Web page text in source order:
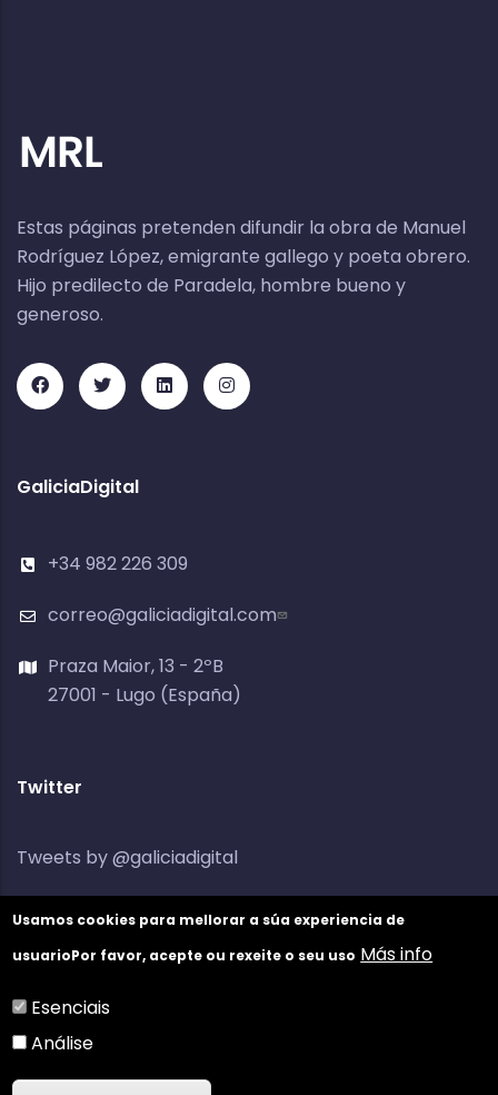
Estas páginas pretenden difundir la obra de Manuel
Rodríguez López, emigrante gallego y poeta obrero.
Hijo predilecto de Paradela, hombre bueno y
generoso.
GaliciaDigital
+34 982 226 309
correo@galiciadigital.com
Praza Maior, 13 - 2ºB
27001 - Lugo (España)
Twitter
Tweets by @galiciadigital
©GaliciaDigital2021 //
Usamos cookies para mellorar a súa experiencia de
usuarioPor favor, acepte ou rexeite o seu uso Más info
Esenciais
Análise